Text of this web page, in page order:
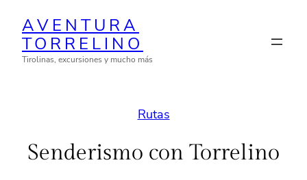
contenido
AVENTURA
TORRELINO
Tirolinas, excursiones y mucho más
Rutas
Senderismo con Torrelino